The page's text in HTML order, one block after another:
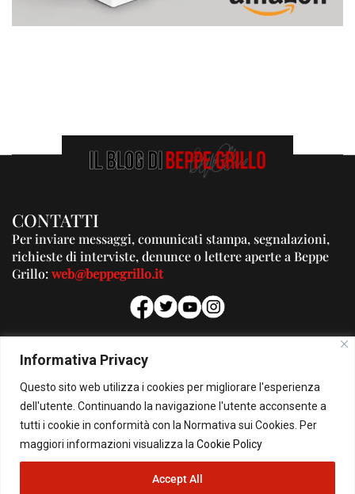
Informativa Privacy
Questo sito web utilizza i cookies per migliorare l'esperienza
dell'utente. Continuando la navigazione l'utente acconsente a
tutti i cookie in conformità con la Normativa sui Cookies. Per
maggiori informazioni visualizza la Cookie Policy
Accept All
CONTATTI
Per inviare messaggi, comunicati stampa, segnalazioni,
richieste di interviste, denunce o lettere aperte a Beppe
Grillo:web@beppegrillo.it
PUBBLICITA'
Per la tua pubblicità su questo Blog:
pubblicita@beppegrillo.it
HOMEPAGE COOKIE POLICY PRIVACY POLICY CONTATTI
© Copyright 2026 - Il Blog di Beppe Grillo. All Rights Reserved - Powered by